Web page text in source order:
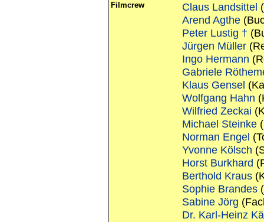
Filmcrew Claus Landsittel
Arend Agthe
Peter Lustig †
Jürgen Müller
Ingo Hermann
Gabriele
Klaus Gensel
Wolfgang Hahn
Wilfried Zeckai
Michael Steinke
Norman Engel
Yvonne Kölsch
Horst Burkhard
Berthold Kraus
Sophie Brandes
Sabine Jörg
Dr. Karl-Heinz